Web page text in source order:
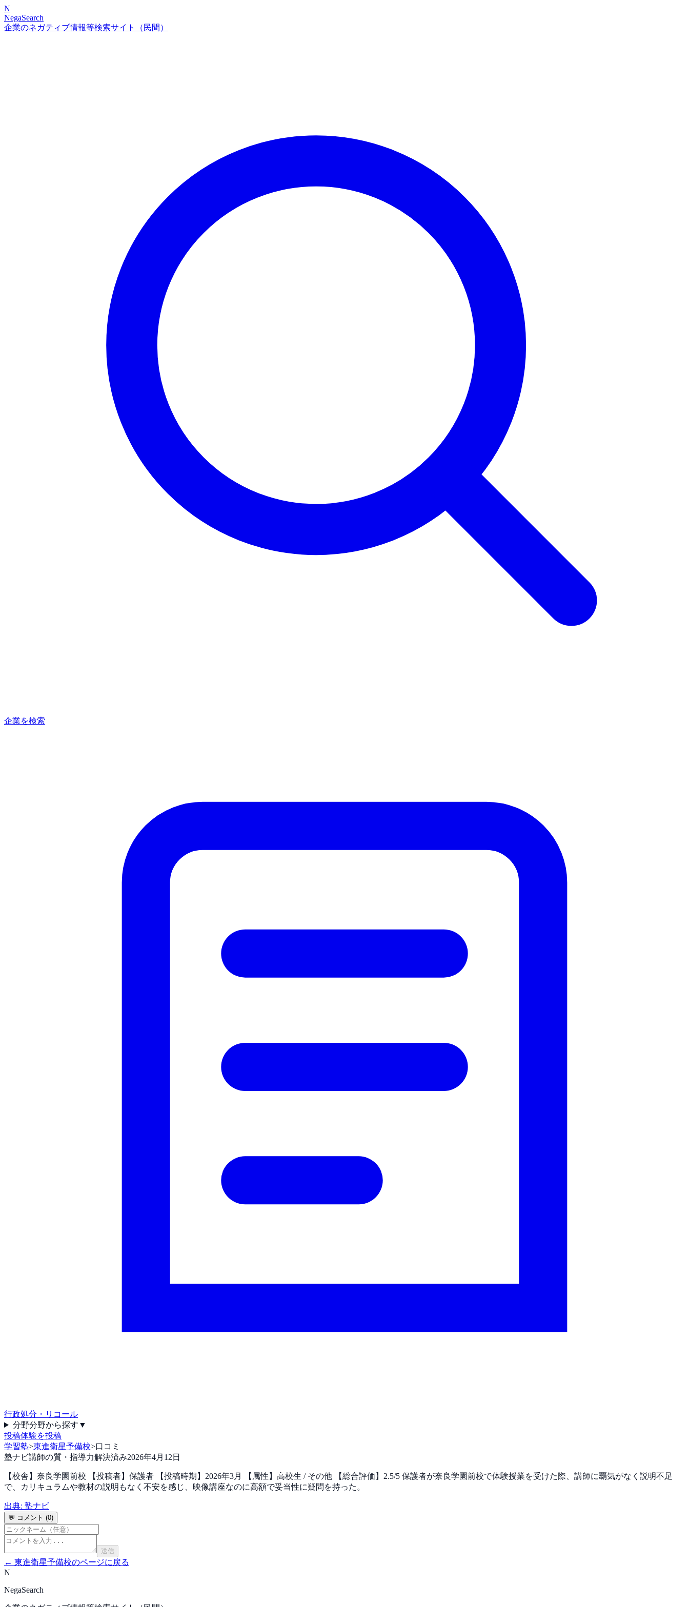
N
NegaSearch
企業のネガティブ情報等検索サイト（民間）
企業を検索
行政処分・リコール
分野分野から探す ▼
投稿体験を投稿
学習塾>東進衛星予備校>口コミ
塾ナビ講師の質・指導力解決済み2026年4月12日
【校舎】奈良学園前校 【投稿者】保護者 【投稿時期】2026年3月 【属性】高校生 / その他 【総合評価】2.5/5 保護者が奈良学園前校で体験授業を受けた際、講師に覇気がなく説明不足
で、カリキュラムや教材の説明もなく不安を感じ、映像講座なのに高額で妥当性に疑問を持った。
出典: 塾ナビ
💬 コメント (0)
送信
← 東進衛星予備校のページに戻る
N
NegaSearch